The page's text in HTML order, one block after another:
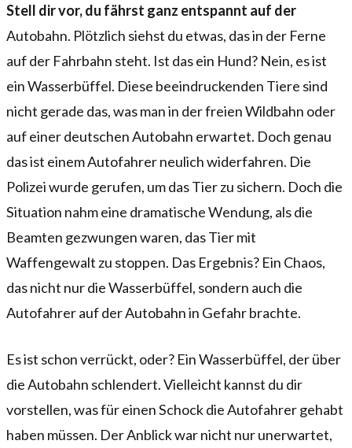
Stell dir vor, du fährst ganz entspannt auf der
Autobahn. Plötzlich siehst du etwas, das in der Ferne
auf der Fahrbahn steht. Ist das ein Hund? Nein, es ist
ein Wasserbüffel. Diese beeindruckenden Tiere sind
nicht gerade das, was man in der freien Wildbahn oder
auf einer deutschen Autobahn erwartet. Doch genau
das ist einem Autofahrer neulich widerfahren. Die
Polizei wurde gerufen, um das Tier zu sichern. Doch die
Situation nahm eine dramatische Wendung, als die
Beamten gezwungen waren, das Tier mit
Waffengewalt zu stoppen. Das Ergebnis? Ein Chaos,
das nicht nur die Wasserbüffel, sondern auch die
Autofahrer auf der Autobahn in Gefahr brachte.
Es ist schon verrückt, oder? Ein Wasserbüffel, der über
die Autobahn schlendert. Vielleicht kannst du dir
vorstellen, was für einen Schock die Autofahrer gehabt
haben müssen. Der Anblick war nicht nur unerwartet,